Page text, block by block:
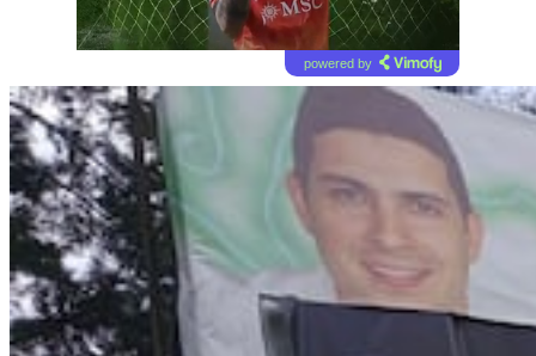
powered by